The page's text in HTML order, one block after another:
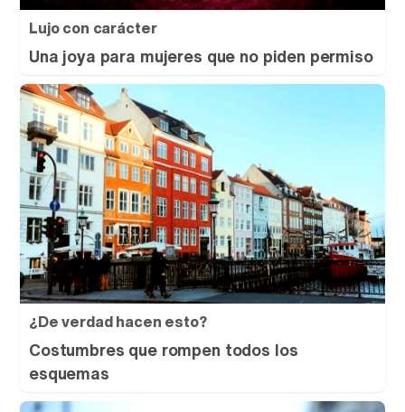
Lujo con carácter
Una joya para mujeres que no piden permiso
¿De verdad hacen esto?
Costumbres que rompen todos los
esquemas